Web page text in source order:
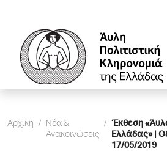
Αρχικη /
Νέα &
Ανακοινώσεις
/
Έκθεση
Ελλάδας» |
17/05/2019